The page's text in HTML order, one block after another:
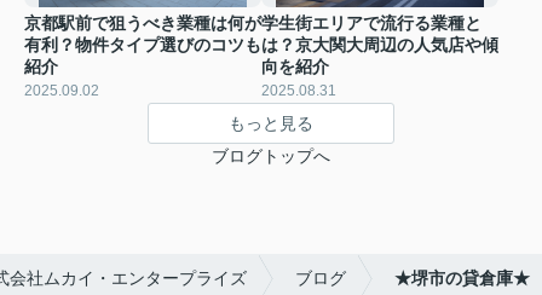
京都駅前で狙うべき業種は何が
有利？物件タイプ選びのコツも
紹介
2025.09.02
学生街エリアで流行る業種と
は？京大関大周辺の人気店や傾
向を紹介
2025.08.31
もっと見る
ブログトップへ
会社ムカイ・エンタープライズ ブログ ★堺市の貸倉庫★